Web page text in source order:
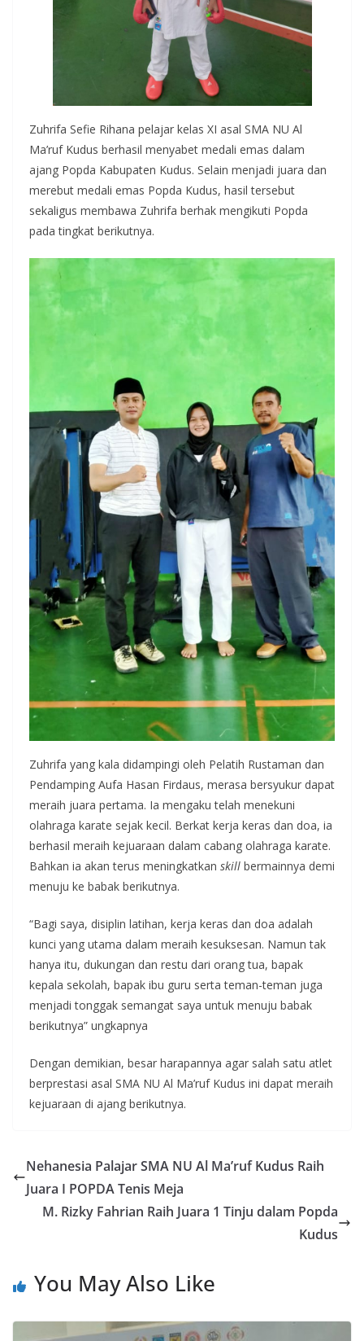
Zuhrifa Sefie Rihana pelajar kelas XI asal SMA NU Al
Ma’ruf Kudus berhasil menyabet medali emas dalam
ajang Popda Kabupaten Kudus. Selain menjadi juara dan
merebut medali emas Popda Kudus, hasil tersebut
sekaligus membawa Zuhrifa berhak mengikuti Popda
pada tingkat berikutnya.
Zuhrifa yang kala didampingi oleh Pelatih Rustaman dan
Pendamping Aufa Hasan Firdaus, merasa bersyukur dapat
meraih juara pertama. Ia mengaku telah menekuni
olahraga karate sejak kecil. Berkat kerja keras dan doa, ia
berhasil meraih kejuaraan dalam cabang olahraga karate.
Bahkan ia akan terus meningkatkan skill bermainnya demi
menuju ke babak berikutnya.
“Bagi saya, disiplin latihan, kerja keras dan doa adalah
kunci yang utama dalam meraih kesuksesan. Namun tak
hanya itu, dukungan dan restu dari orang tua, bapak
kepala sekolah, bapak ibu guru serta teman-teman juga
menjadi tonggak semangat saya untuk menuju babak
berikutnya” ungkapnya
Dengan demikian, besar harapannya agar salah satu atlet
berprestasi asal SMA NU Al Ma’ruf Kudus ini dapat meraih
kejuaraan di ajang berikutnya.
Nehanesia Palajar SMA NU Al Ma’ruf Kudus Raih
Juara I POPDA Tenis Meja
M. Rizky Fahrian Raih Juara 1 Tinju dalam Popda
Kudus
You May Also Like